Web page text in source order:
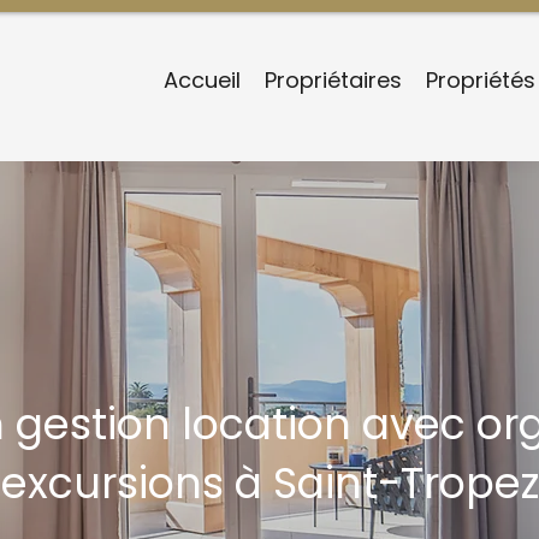
Accueil Propriétaires Propriétés
gestion location avec
excursions à Saint-Tropez